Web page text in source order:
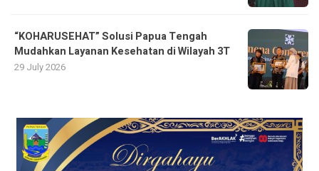
“KOHARUSEHAT” Solusi Papua Tengah
Mudahkan Layanan Kesehatan di Wilayah 3T
29 July 2026